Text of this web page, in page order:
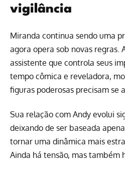
vigilância
Miranda continua sendo uma
agora opera sob novas regras.
assistente que controla seus
tempo cômica e reveladora,
figuras poderosas precisam se
Sua relação com Andy evolui
deixando de ser baseada
tornar uma dinâmica mais
Ainda há tensão, mas também